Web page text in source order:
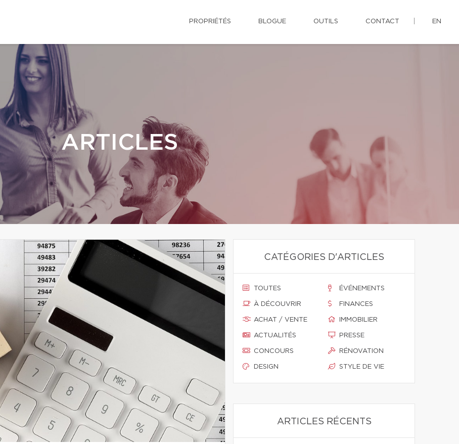
PROPRIÉTÉS BLOGUE OUTILS CONTACT EN
ARTICLES
CATÉGORIES D'ARTICLES
TOUTES
À DÉCOUVRIR
ACHAT / VENTE
ACTUALITÉS
CONCOURS
DESIGN
ÉVÉNEMENTS
FINANCES
IMMOBILIER
PRESSE
RÉNOVATION
STYLE DE VIE
ARTICLES RÉCENTS